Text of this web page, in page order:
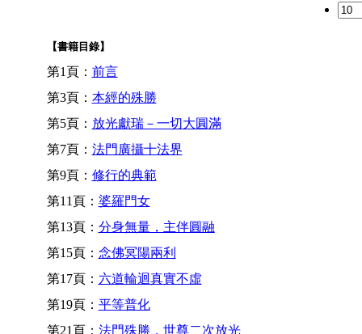
【書籍目錄】
第1頁： 前言
第3頁： 本經的殊勝
第5頁： 放光獻瑞－一切大圓滿
第7頁： 法門廣攝十法界
第9頁： 修行的典範
第11頁： 婆羅門女
第13頁： 分身無量，主伴圓融
第15頁： 念佛冥陽兩利
第17頁： 六道輪迴真實不虛
第19頁： 平等普化
第21頁： 法門殊勝，世尊二次放光